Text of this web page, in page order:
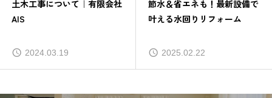
土木工事について｜有限会社
AIS
2024.03.19
節水＆省エネも！最新設備で
叶える水回りリフォーム
2025.02.22